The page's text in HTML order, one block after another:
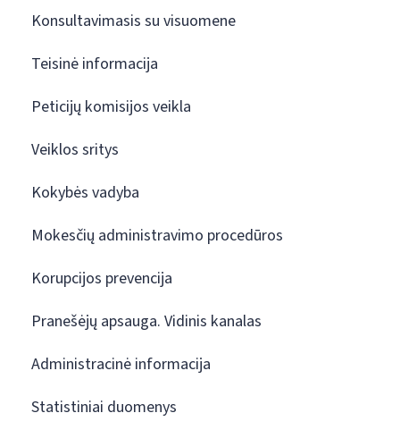
Konsultavimasis su visuomene
Teisinė informacija
Peticijų komisijos veikla
Veiklos sritys
Kokybės vadyba
Mokesčių administravimo procedūros
Korupcijos prevencija
Pranešėjų apsauga. Vidinis kanalas
Administracinė informacija
Statistiniai duomenys